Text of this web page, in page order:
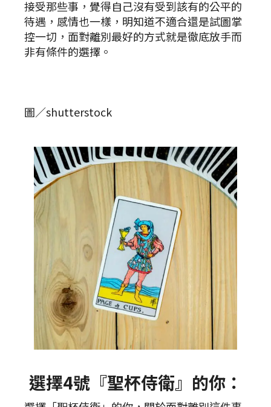
接受那些事，覺得自己沒有受到該有的公平的
待遇，感情也一樣，明知道不適合還是試圖掌
控一切，面對離別最好的方式就是徹底放手而
非有條件的選擇。
圖／shutterstock
選擇4號『聖杯侍衛』的你：